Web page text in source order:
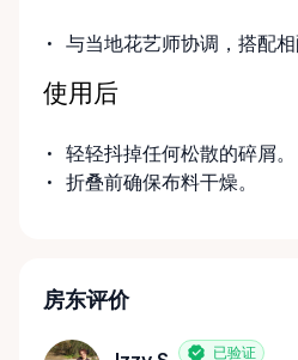
与当地花艺师协调，搭配相
使用后
轻轻抖掉任何松散的碎屑。
折叠前确保布料干燥。
房东评价
已验证